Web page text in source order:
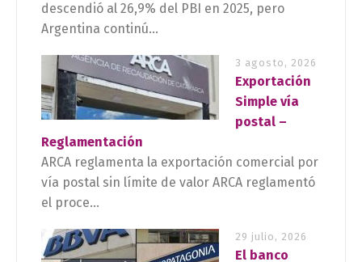
descendió al 26,9% del PBI en 2025, pero
Argentina continú...
3 agosto, 2026
Exportación
Simple vía
postal –
Reglamentación
ARCA reglamenta la exportación comercial por
vía postal sin límite de valor ARCA reglamentó
el proce...
29 julio, 2026
El banco